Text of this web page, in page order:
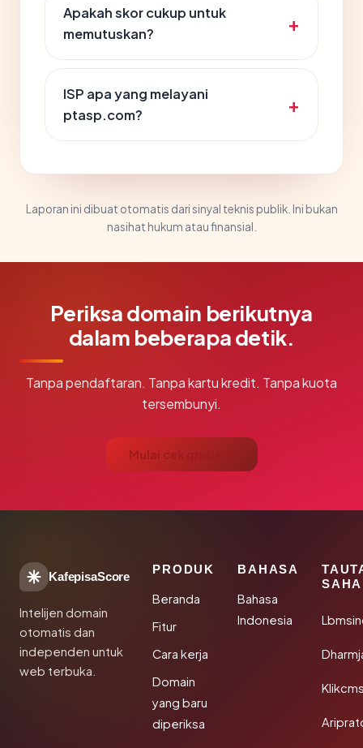
Apakah skor cukup untuk
memutuskan?
ISP apa yang melayani
ptasp.com?
Laporan ini dibuat otomatis dari sinyal teknis publik. Ini bukan
nasihat hukum atau finansial.
Periksa domain berikutnya
dalam beberapa detik.
Tanpa pendaftaran. Tanpa kartu kredit. Tanpa kuota
tersembunyi.
Mulai cek gratis →
KafepisaScore
Intelijen domain
otomatis dan
independen untuk
web terbuka.
PRODUK
Beranda
Fitur
Cara kerja
Domain
yang baru
diperiksa
BAHASA
Bahasa
Indonesia